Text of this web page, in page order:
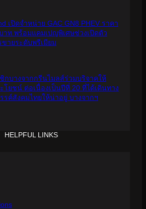
เปิดจำหน่าย GAC GN8 PHEV ราคา
าท พร้อมแคมเปญพิเศษช่วงเปิดตัว
ายระดับพรีเมียม
กบางจากกรีนไมลส์ร่วมบริจาคให้
ยชน์ ต่อเนื่องเป็นปีที่ 20 ที่ได้เดินทาง
รค์สังคมไทยให้น่าอยู่ บางจากฯ
HELPFUL LINKS